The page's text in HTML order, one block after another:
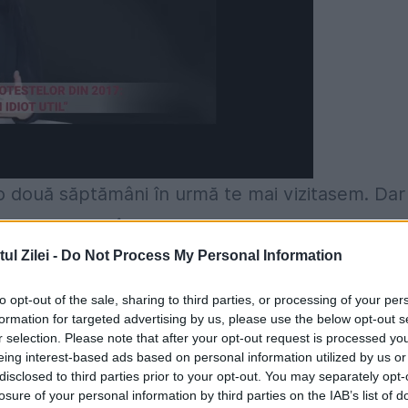
Zilei - Do Not Process My Personal Information
opt-out of the sale, sharing to third parties, or processing of your
for targeted advertising by us, please use the below opt-out
selection. Please note that after your opt-out request is processed
interest-based ads based on personal information utilized by us
to third parties prior to your opt-out. You may separately
of your personal information by third parties on the IAB’s list of
săptămâni în urmă te mai vizitasem. Dar
deschide târgul Drăgaicei. Pasionatul de
Uite-mă în trenul de Moldova, cu gând de
un fapt de viaţă pe care nu l-am cunoscut
mare, vere!Păi de, am citit și eu din ce scriu
aș putea spune chiar legendare meleaguri.